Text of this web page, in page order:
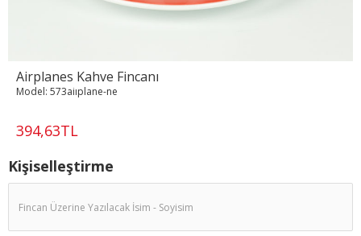
Airplanes Kahve Fincanı
394,63TL
Model: 573aiıplane-ne
Kişiselleştirme